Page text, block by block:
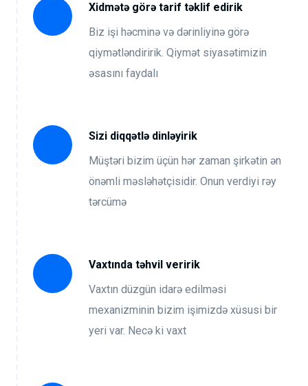
Xidmətə görə tarif təklif edirik
Biz işi həcminə və dərinliyinə görə
qiymətləndiririk. Qiymət siyasətimizin
əsasını faydalı
Sizi diqqətlə dinləyirik
Müştəri bizim üçün hər zaman şirkətin ən
önəmli məsləhətçisidir. Onun verdiyi rəy
tərcümə
Vaxtında təhvil veririk
Vaxtın düzgün idarə edilməsi
mexanizminin bizim işimizdə xüsusi bir
yeri var. Necə ki vaxt